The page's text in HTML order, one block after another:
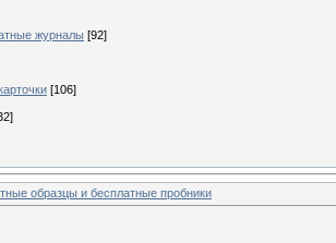
журналы [92]
[106]
образцы и бесплатные пробники